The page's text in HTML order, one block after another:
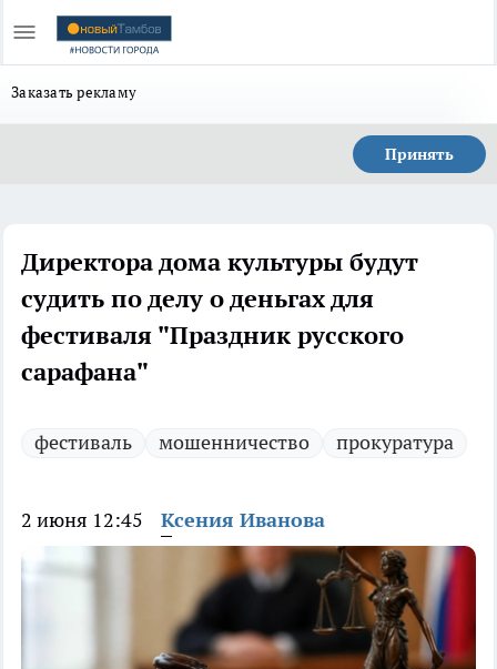
Заказать рекламу
Принять
Директора дома культуры будут
судить по делу о деньгах для
фестиваля "Праздник русского
сарафана"
фестиваль мошенничество прокуратура
2 июня 12:45 Ксения Иванова